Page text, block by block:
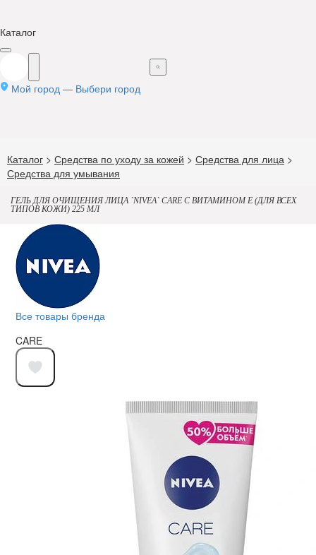
Каталог
Мой город — Выбери город
Каталог > Средства по уходу за кожей > Средства для лица >
Средства для умывания
ГЕЛЬ ДЛЯ ОЧИЩЕНИЯ ЛИЦА `NIVEA` CARE С ВИТАМИНОМ E (ДЛЯ ВСЕХ
ТИПОВ КОЖИ) 225 МЛ
Все товары бренда
CARE